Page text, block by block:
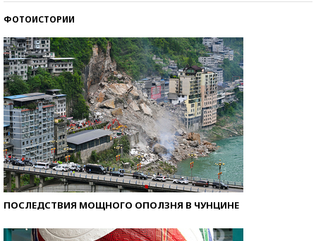
ФОТОИСТОРИИ
ПОСЛЕДСТВИЯ МОЩНОГО ОПОЛЗНЯ В ЧУНЦИНЕ